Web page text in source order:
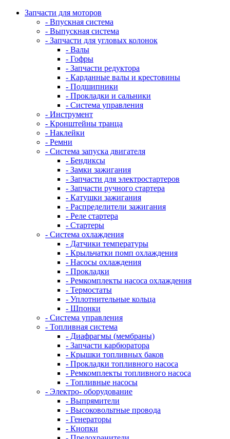
Запчасти для моторов
- Впускная система
- Выпускная система
- Запчасти для угловых колонок
- Валы
- Гофры
- Запчасти редуктора
- Карданные валы и крестовины
- Подшипники
- Прокладки и сальники
- Система управления
- Инструмент
- Кронштейны транца
- Наклейки
- Ремни
- Система запуска двигателя
- Бендиксы
- Замки зажигания
- Запчасти для электростартеров
- Запчасти ручного стартера
- Катушки зажигания
- Распределители зажигания
- Реле стартера
- Стартеры
- Система охлаждения
- Датчики температуры
- Крыльчатки помп охлаждения
- Насосы охлаждения
- Прокладки
- Ремкомплекты насоса охлаждения
- Термостаты
- Уплотнительные кольца
- Шпонки
- Система управления
- Топливная система
- Диафрагмы (мембраны)
- Запчасти карбюратора
- Крышки топливных баков
- Прокладки топливного насоса
- Ремкомплекты топливного насоса
- Топливные насосы
- Электро- оборудование
- Выпрямители
- Высоковольтные провода
- Генераторы
- Кнопки